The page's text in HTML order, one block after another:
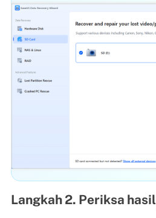
Langkah 2. Periksa